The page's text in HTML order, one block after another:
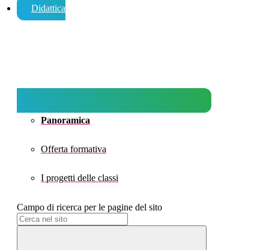
Didattica
Panoramica
Offerta formativa
I progetti delle classi
Campo di ricerca per le pagine del sito